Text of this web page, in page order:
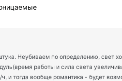
Неубиваем по определению, свет
работы и сила света
и тогда вообще романтика - будет